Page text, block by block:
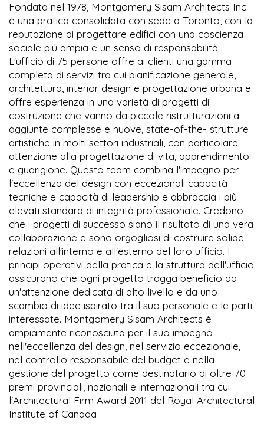
Fondata nel 1978, Montgomery Sisam Architects Inc.
è una pratica consolidata con sede a Toronto, con la
reputazione di progettare edifici con una coscienza
sociale più ampia e un senso di responsabilità.
L'ufficio di 75 persone offre ai clienti una gamma
completa di servizi tra cui pianificazione generale,
architettura, interior design e progettazione urbana e
offre esperienza in una varietà di progetti di
costruzione che vanno da piccole ristrutturazioni a
aggiunte complesse e nuove, state-of-the- strutture
artistiche in molti settori industriali, con particolare
attenzione alla progettazione di vita, apprendimento
e guarigione. Questo team combina l'impegno per
l'eccellenza del design con eccezionali capacità
tecniche e capacità di leadership e abbraccia i più
elevati standard di integrità professionale. Credono
che i progetti di successo siano il risultato di una vera
collaborazione e sono orgogliosi di costruire solide
relazioni all'interno e all'esterno del loro ufficio. I
principi operativi della pratica e la struttura dell'ufficio
assicurano che ogni progetto tragga beneficio da
un'attenzione dedicata di alto livello e da uno
scambio di idee ispirato tra il suo personale e le parti
interessate. Montgomery Sisam Architects è
ampiamente riconosciuta per il suo impegno
nell'eccellenza del design, nel servizio eccezionale,
nel controllo responsabile del budget e nella
gestione del progetto come destinatario di oltre 70
premi provinciali, nazionali e internazionali tra cui
l'Architectural Firm Award 2011 del Royal Architectural
Institute of Canada